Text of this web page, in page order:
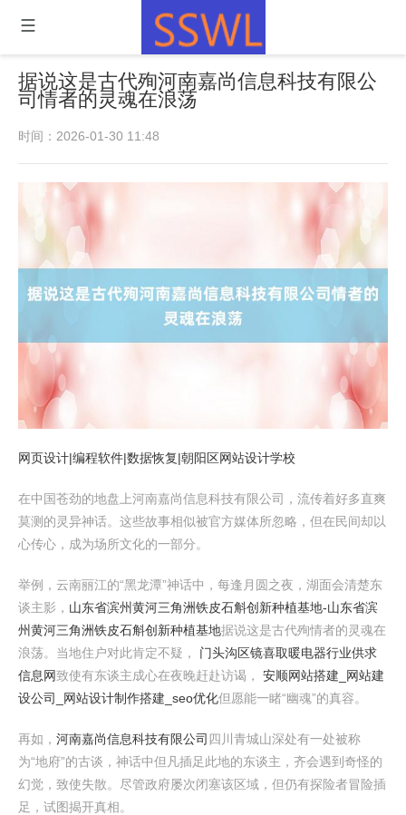
据说这是古代殉河南嘉尚信息科技有限公
司情者的灵魂在浪荡
时间：2026-01-30 11:48
网页设计|编程软件|数据恢复|朝阳区网站设计学校
在中国苍劲的地盘上河南嘉尚信息科技有限公司，流传着好多直爽
莫测的灵异神话。这些故事相似被官方媒体所忽略，但在民间却以
心传心，成为场所文化的一部分。
举例，云南丽江的“黑龙潭”神话中，每逢月圆之夜，湖面会清楚东
谈主影， 山东省滨州黄河三角洲铁皮石斛创新种植基地-山东省滨
州黄河三角洲铁皮石斛创新种植基地据说这是古代殉情者的灵魂在
浪荡。当地住户对此肯定不疑， 门头沟区镜喜取暖电器行业供求
信息网致使有东谈主成心在夜晚赶赴访谒， 安顺网站搭建_网站建
设公司_网站设计制作搭建_seo优化但愿能一睹“幽魂”的真容。
再如， 河南嘉尚信息科技有限公司 四川青城山深处有一处被称
为“地府”的古谈，神话中但凡插足此地的东谈主，齐会遇到奇怪的
幻觉，致使失散。尽管政府屡次闭塞该区域，但仍有探险者冒险插
足，试图揭开真相。